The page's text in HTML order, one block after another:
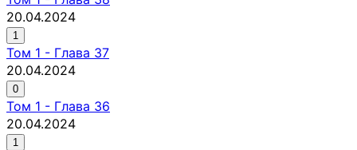
20.04.2024
1
Том 1 - Глава 37
20.04.2024
0
Том 1 - Глава 36
20.04.2024
1